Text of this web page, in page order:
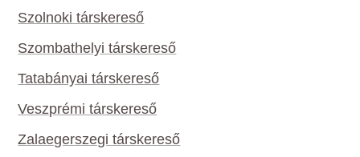
Szolnoki társkereső
Szombathelyi társkereső
Tatabányai társkereső
Veszprémi társkereső
Zalaegerszegi társkereső